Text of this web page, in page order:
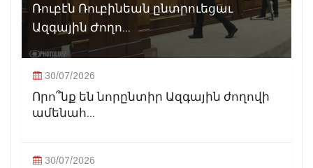
Ռուբէն Ռուբինեան ընտրուեցաւ
Ազգային Ժողո...
30/07/2026
Որո՞նք են նորընտիր Ազգային ժողովի
ամենահ...
30/07/2026